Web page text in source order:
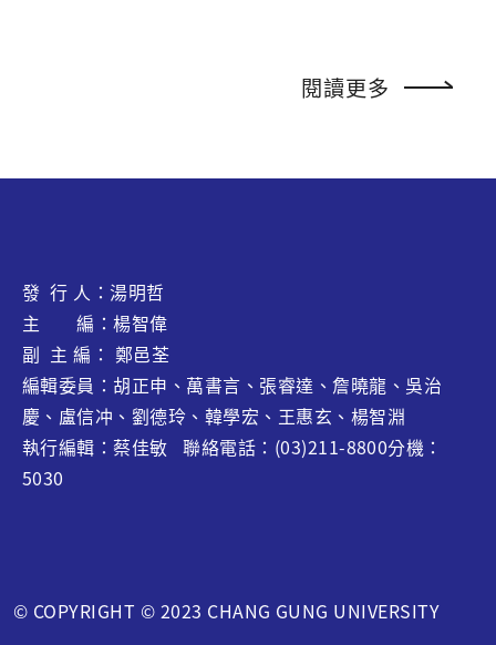
sity (瑪西敦大學)研修，比較臺泰醫療制度；並於林口長庚
閱讀更多
發 行 人：湯明哲
主 編：楊智偉
副 主 編： 鄭邑荃
編輯委員：胡正申、萬書言、張睿達、詹曉龍 、吳治
慶、盧信冲、劉德玲、韓學宏、王惠玄、 楊智淵
執行編輯：蔡佳敏 聯絡電話：(03)211-8800分機：
5030
© COPYRIGHT © 2023 CHANG GUNG UNIVERSITY